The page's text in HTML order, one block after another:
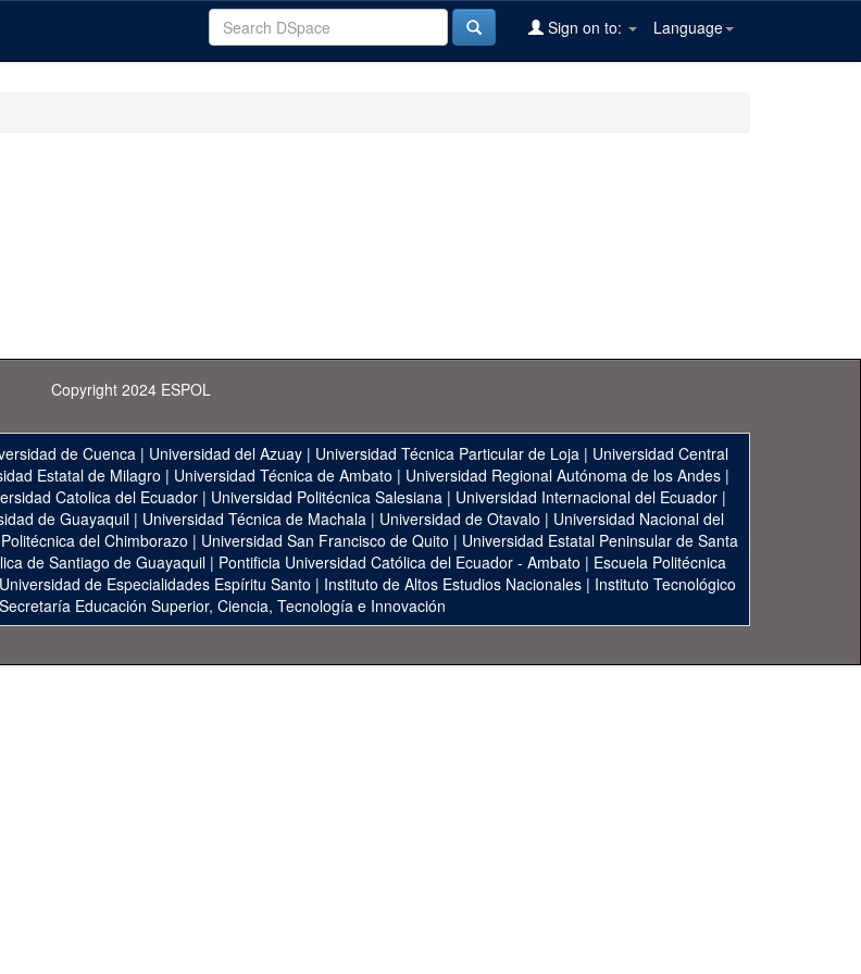
Language
Sign on to:
Copyright 2024 ESPOL
de Cuenca | Universidad del Azuay | Universidad Técnica Particular de Loja | Universidad Central
Estatal de Milagro | Universidad Técnica de Ambato | Universidad Regional Autónoma de los Andes|
Catolica del Ecuador| Universidad Politécnica Salesiana| Universidad Internacional del Ecuador|
de Guayaquil | Universidad Técnica de Machala | Universidad de Otavalo | Universidad Nacional del
del Chimborazo | Universidad San Francisco de Quito | Universidad Estatal Peninsular de Santa
de Santiago de Guayaquil | Pontificia Universidad Católica del Ecuador - Ambato | Escuela Politécnica
Universidad de Especialidades Espíritu Santo | Instituto de Altos Estudios Nacionales | Instituto Tecnológico
Secretaría Educación Superior, Ciencia, Tecnología e Innovación